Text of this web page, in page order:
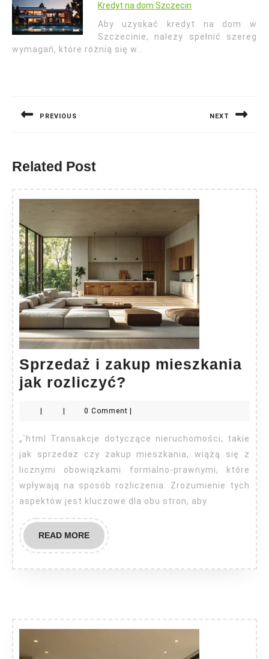
Kredyt na dom Szczecin
Aby uzyskać kredyt na dom w
Szczecinie, należy spełnić szereg
wymagań, które różnią się w…
PREVIOUS NEXT
Related Post
Sprzedaż i zakup mieszkania
jak rozliczyć?
zakup
mieszkania
jak
rozliczyć?
0 Comment
„`html Transakcje dotyczące nieruchomości, takie
jak sprzedaż czy zakup mieszkania, wiążą się z
licznymi obowiązkami formalno-prawnymi, które
wpływają na sposób rozliczenia. Zrozumienie tych
aspektów jest kluczowe dla obu stron, aby
READ MOREREAD
MORE